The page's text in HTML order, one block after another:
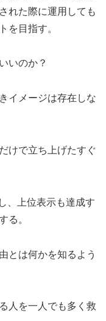
れた際に運用しても
を目指す。
いのか？
イメージは存在しな
けで立ち上げたすぐ
、上位表示も達成す
る。
とは何かを知るよう
人を一人でも多く救